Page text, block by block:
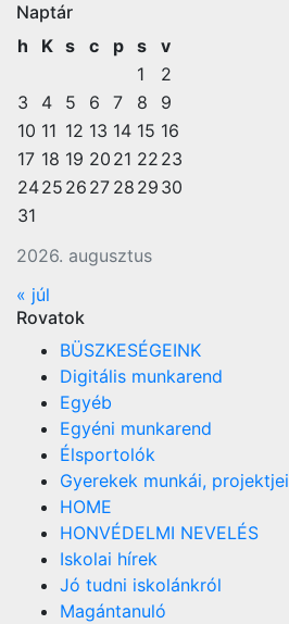
Naptár
2026. augusztus
h K s c p s
v
1
2
3
4 5 6 7 8
9
10 11 12 13 14 15 16
17 18 19 20 21 22 23
2425 26 27 28 29 30
31
« júl
Rovatok
BÜSZKESÉGEINK
Digitális munkarend
Egyéb
Egyéni munkarend
Élsportolók
Gyerekek munkái, projektjei
HOME
HONVÉDELMI NEVELÉS
Iskolai hírek
Jó tudni iskolánkról
Magántanuló